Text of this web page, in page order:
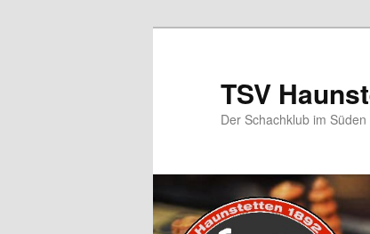
TSV
Der Schachklub im